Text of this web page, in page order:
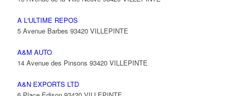
A L'ULTIME REPOS
5 Avenue Barbes 93420 VILLEPINTE
A&M AUTO
14 Avenue des Pinsons 93420 VILLEPINTE
A&N EXPORTS LTD